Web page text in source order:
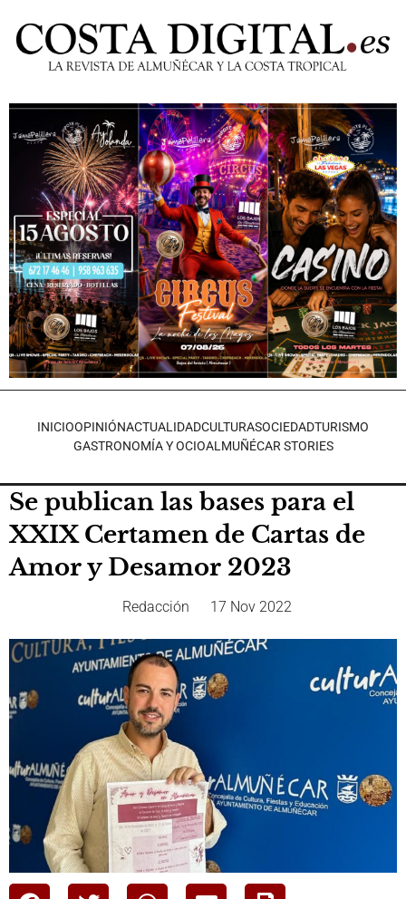
INICIOOPINIÓNACTUALIDADCULTURASOCIEDADTURISMO
GASTRONOMÍA Y OCIOALMUÑÉCAR STORIES
Se publican las bases para el
XXIX Certamen de Cartas de
Amor y Desamor 2023
Redacción 17 Nov 2022